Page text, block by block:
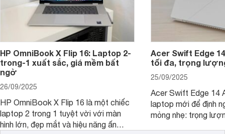
HP OmniBook X Flip 16: Laptop 2-
trong-1 xuất sắc, giá mềm bất
ngờ
26/09/2025
HP OmniBook X Flip 16 là một chiếc
laptop 2 trong 1 tuyệt vời với màn
hình lớn, đẹp mắt và hiệu năng ấn
Acer Swift Edge
tối đa, trọng
25/09/2025
Acer Swift Edge 14
laptop mới để định
mỏng nhẹ: trọng